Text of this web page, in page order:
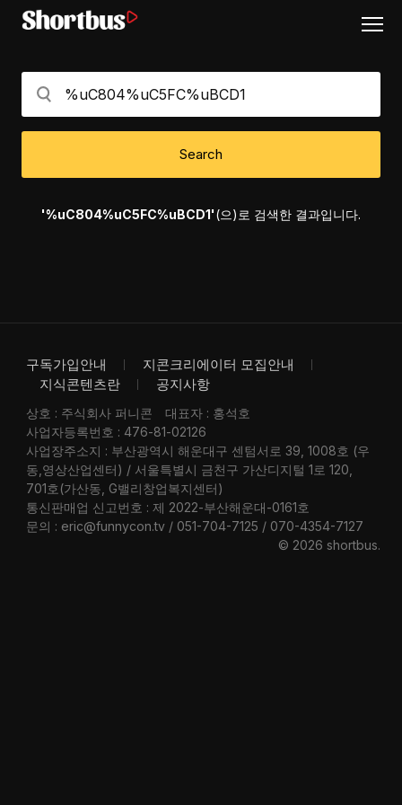
Search
'%uC804%uC5FC%uBCD1'(으)로 검색한 결과입니다.
구독가입안내
지콘크리에이터 모집안내
지식콘텐츠란
공지사항
상호 : 주식회사 퍼니콘
대표자 : 홍석호
사업자등록번호 : 476-81-02126
사업장주소지 : 부산광역시 해운대구 센텀서로 39, 1008호 (우
동,영상산업센터) / 서울특별시 금천구 가산디지털 1로 120,
701호(가산동, G밸리창업복지센터)
통신판매업 신고번호 : 제 2022-부산해운대-0161호
문의 : eric@funnycon.tv / 051-704-7125 / 070-4354-7127
© 2026 shortbus.